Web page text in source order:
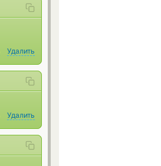
Удалить
Удалить